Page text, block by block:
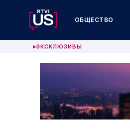
ОБЩЕСТВО
▶ЭКСКЛЮЗИВЫ